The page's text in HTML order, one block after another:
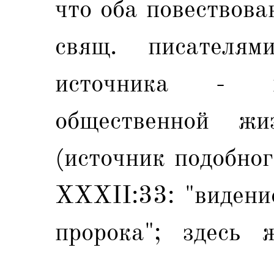
что оба
свящ.
источника -
общественной
(источник
XXXII:33:
пророка";